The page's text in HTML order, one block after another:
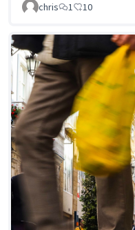
chris 1 10